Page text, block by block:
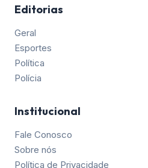
Editorias
Geral
Esportes
Política
Polícia
Institucional
Fale Conosco
Sobre nós
Política de Privacidade